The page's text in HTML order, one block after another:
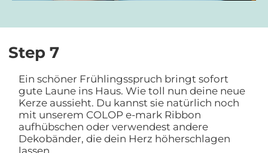
Step 7
Ein schöner Frühlingsspruch bringt sofort
gute Laune ins Haus. Wie toll nun deine neue
Kerze aussieht. Du kannst sie natürlich noch
mit unserem COLOP e-mark Ribbon
aufhübschen oder verwendest andere
Dekobänder, die dein Herz höherschlagen
lassen.